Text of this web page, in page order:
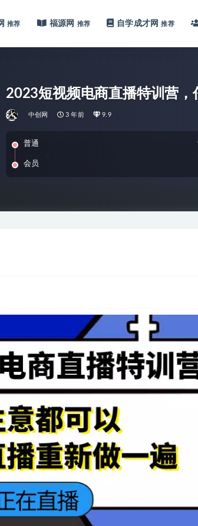
推荐 福源网 推荐 自学成才网 推荐
2023短视频电商直播特训营
中创网 3 年前 9.9
普通
会员